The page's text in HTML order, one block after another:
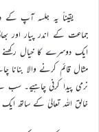
یقیناً یہ جلسہ آپ کے
جماعت کے اندر پیار اور
ایک دوسرے کا خیال رکھنے
مثال قائم کرنے والا
نرمی پیدا کرنی چاہیے۔
خالق اللہ تعالیٰ کے ساتھ ایک